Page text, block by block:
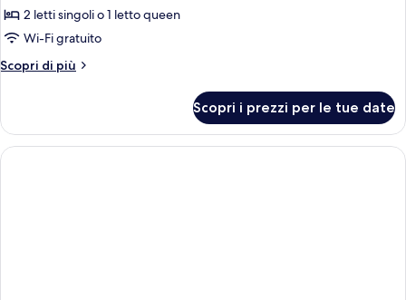
2 letti singoli o 1 letto queen
Wi-Fi gratuito
Scopri di più
Altri
Room
Scopri i prezzi per le tue date